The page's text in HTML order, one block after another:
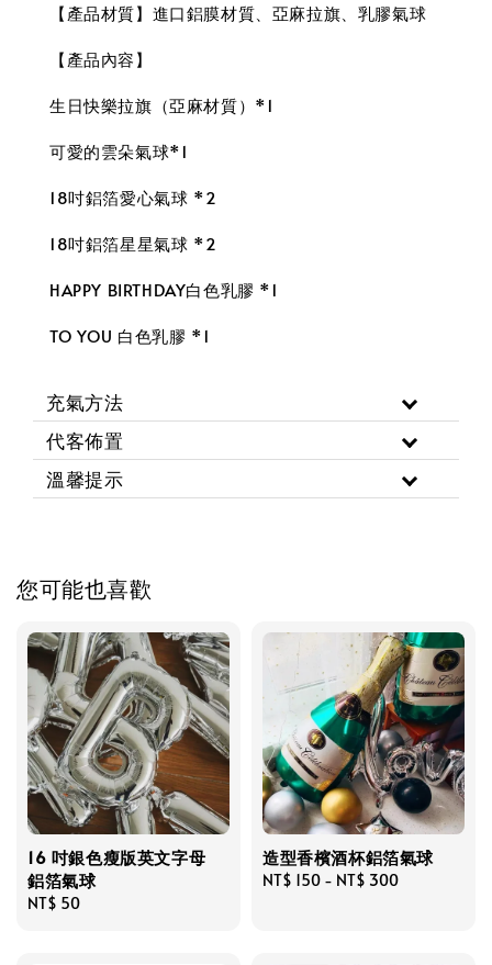
【產品材質】進口鋁膜材質、亞麻拉旗、乳膠氣球
【產品內容】
生日快樂拉旗（亞麻材質）*1
可愛的雲朵氣球*1
18吋鋁箔愛心氣球 *2
18吋鋁箔星星氣球 *2
HAPPY BIRTHDAY白色乳膠 *1
TO YOU 白色乳膠 *1
充氣方法
代客佈置
溫馨提示
您可能也喜歡
16 吋銀色瘦版英文字母
鋁箔氣球
Regular
NT$ 50
造型香檳酒杯鋁箔氣球
Regular
NT$ 150 - NT$ 300